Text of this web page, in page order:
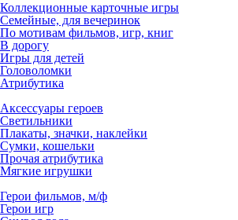
Коллекционные карточные игры
Семейные, для вечеринок
По мотивам фильмов, игр, книг
В дорогу
Игры для детей
Головоломки
Атрибутика
Аксессуары героев
Светильники
Плакаты, значки, наклейки
Сумки, кошельки
Прочая атрибутика
Мягкие игрушки
Герои фильмов, м/ф
Герои игр